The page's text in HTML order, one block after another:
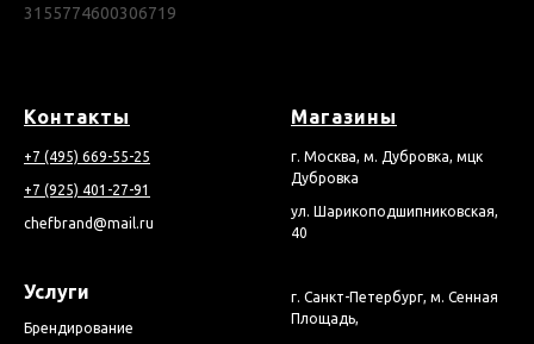
3155774600306719
Контакты
+7 (495) 669-55-25
+7 (925) 401-27-91
chefbrand@mail.ru
Услуги
Брендирование
Магазины
г. Москва, м. Дубровка, мцк
Дубровка
ул. Шарикоподшипниковская,
40
г. Санкт-Петербург, м. Сенная
Площадь,